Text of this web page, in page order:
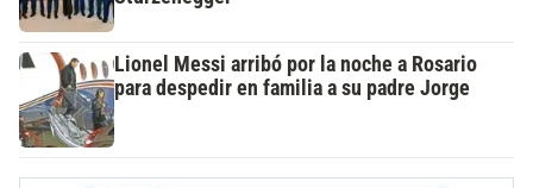
Lionel Messi arribó por la noche a Rosario
para despedir en familia a su padre Jorge